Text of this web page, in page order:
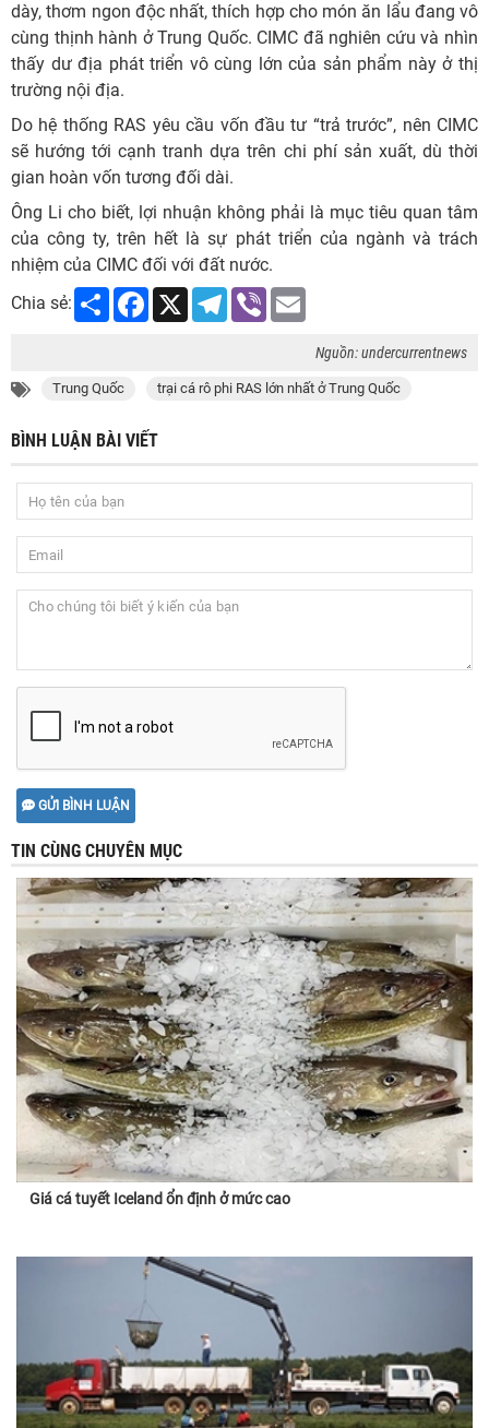
dày, thơm ngon độc nhất, thích hợp cho món ăn lẩu đang vô
cùng thịnh hành ở Trung Quốc. CIMC đã nghiên cứu và nhìn
thấy dư địa phát triển vô cùng lớn của sản phẩm này ở thị
trường nội địa.
Do hệ thống RAS yêu cầu vốn đầu tư “trả trước”, nên CIMC
sẽ hướng tới cạnh tranh dựa trên chi phí sản xuất, dù thời
gian hoàn vốn tương đối dài.
Ông Li cho biết, lợi nhuận không phải là mục tiêu quan tâm
của công ty, trên hết là sự phát triển của ngành và trách
nhiệm của CIMC đối với đất nước.
Chia sẻ:
Share Facebook
X Telegram
Viber
Nguồn: undercurrentnews
Trung Quốc trại cá rô phi RAS lớn nhất ở Trung Quốc
BÌNH LUẬN BÀI VIẾT
GỬI BÌNH LUẬN
TIN CÙNG CHUYÊN MỤC
Giá cá tuyết Iceland ổn định ở mức cao